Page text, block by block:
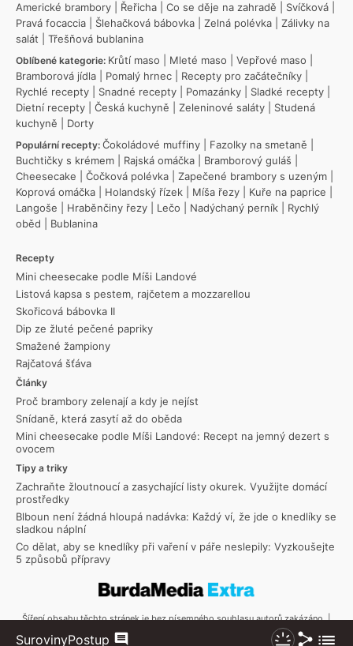
SurovinyPostup Sdílet
Americké brambory
Řeřicha Co se děje na zahradě Svíčková
Pravá focaccia
Šlehačková bábovka Zelná polévka
Zálivky na
salát
Třešňová bublanina
Oblíbené kategorie: Krůtí maso Mleté maso Vepřové maso
Bramborová jídla
Pomalý hrnec Recepty pro začátečníky
Rychlé recepty
Snadné recepty Pomazánky Sladké recepty
Dietní recepty
Česká kuchyně Zeleninové saláty
Studená
kuchyně
Dorty
Populární recepty: Čokoládové muffiny Fazolky na smetaně
Buchtičky s krémem
Rajská omáčka Bramborový guláš
Cheesecake
Čočková polévka Zapečené brambory s uzeným
Koprová omáčka
Holandský řízek Míša řezy Kuře na paprice
Langoše
Hraběnčiny řezy Lečo Nadýchaný perník
Rychlý
oběd
Bublanina
Recepty
Mini cheesecake podle Míši Landové
Listová kapsa s pestem, rajčetem a mozzarellou
Skořicová bábovka II
Dip ze žluté pečené papriky
Smažené žampiony
Rajčatová šťáva
Články
Proč brambory zelenají a kdy je nejíst
Snídaně, která zasytí až do oběda
Mini cheesecake podle Míši Landové: Recept na jemný dezert s
ovocem
Tipy a triky
Zachraňte žloutnoucí a zasychající listy okurek. Využijte domácí
prostředky
Blboun není žádná hloupá nadávka: Každý ví, že jde o knedlíky se
sladkou náplní
Co dělat, aby se knedlíky při vaření v páře neslepily: Vyzkoušejte
5 způsobů přípravy
Šíření obsahu těchto stránek je bez písemného souhlasu autorů zakázáno. |